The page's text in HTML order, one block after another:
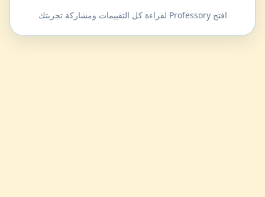
افتح Professory لقراءة كل التقييمات ومشاركة تجربتك